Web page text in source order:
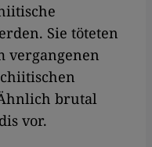
Sie töteten
vergangenen
brutal
vor.